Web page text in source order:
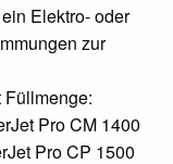
Elektro- oder
zur
Pro CM 1400
Pro CP 1500